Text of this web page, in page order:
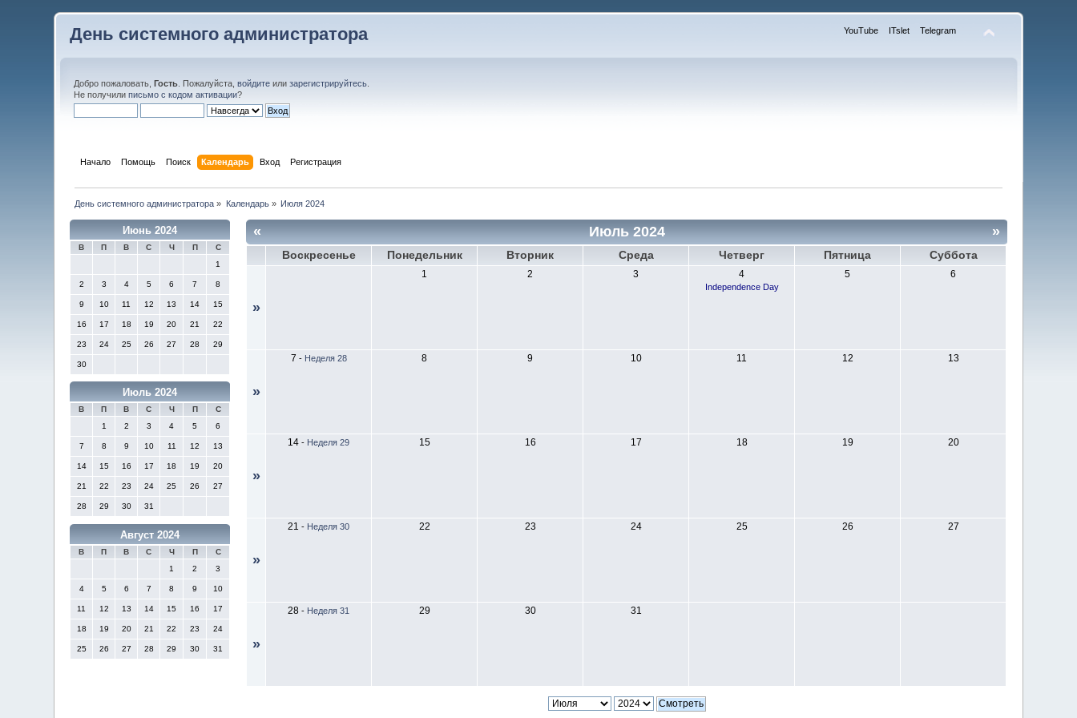
День системного администратора YouTube ITslet Telegram
Добро пожаловать,Гость . Пожалуйста,войдите илизарегистрируйтесь
Не получилиписьмо с кодом активации?
Начало Помощь Поиск Календарь Вход Регистрация
День системного администратора » Календарь» Июля 2024
Июнь 2024
В П В С Ч П
С
1
2 3 4 5 6 7 8
9 10 11 12 13 14 15
16 17 18 19 20 21 22
23 24 25 26 27 28 29
30
Июль 2024
В П В С Ч П
С
1
2 3 4 5 6
7 8 9 10 11 12 13
14 15 16 17 18 19 20
21 22 23 24 25 26 27
28 29 30 31
Август 2024
В П В С Ч П
С
1
2 3
4 5 6 7 8 9 10
11 12 13 14 15 16 17
18 19 20 21 22 23 24
25 26 27 28 29 30 31
« »
Июль 2024
Воскресенье Понедельник Вторник Среда Четверг Пятница Суббота
»
1 2 3 4
Independence Day
5 6
»
7 - Неделя 28 8 9 10 11 12 13
»
14 - Неделя 29 15 16 17 18 19 20
»
21 - Неделя 30 22 23 24 25 26 27
»
28 - Неделя 31 29 30 31